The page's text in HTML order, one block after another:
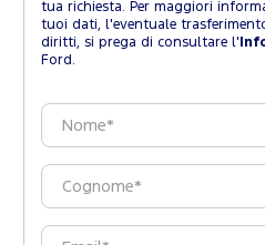
tua richiesta. Per maggiori
tuoi dati, l'eventuale
diritti, si prega di consultare l'
Ford.